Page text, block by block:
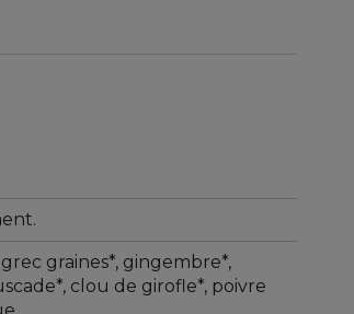
graines*, gingembre*,
clou de girofle*, poivre